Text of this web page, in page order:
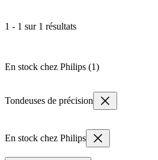
1 - 1 sur 1 résultats
En stock chez Philips (1)
Tondeuses de précision
En stock chez Philips